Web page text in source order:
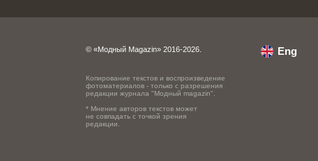
© «Модный Magazin» 2016-2026.
Копирование текстов и воспроизведение
фотоматериалов - только с разрешения
редакции журнала "Модный magazin".
* Мнение авторов текстов может
не совпадать с точкой зрения
редакции.
Eng